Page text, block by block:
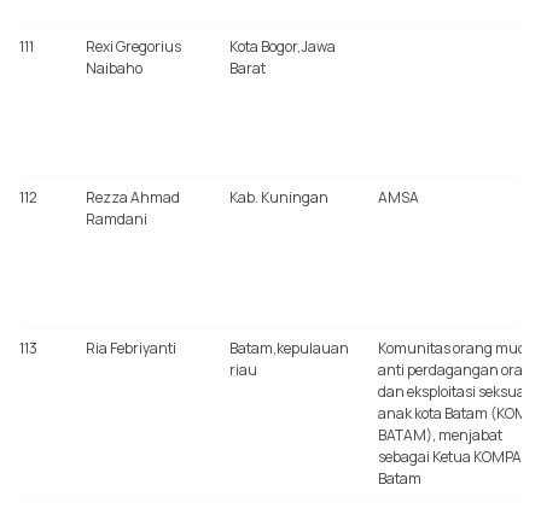
111
Rexi Gregorius
Naibaho
Kota Bogor,Jawa
Barat
112
Rezza Ahmad
Ramdani
Kab. Kuningan AMSA
113 Ria Febriyanti
Batam,kepulauan
riau
Komunitas orang muda
anti perdagangan orang
dan eksploitasi seksual
anak kota Batam
BATAM), menjabat
sebagai Ketua KOMPAK
Batam